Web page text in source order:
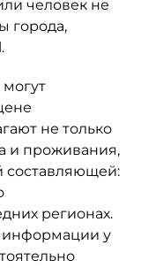
человек не
города,
не только
и проживания,
составляющей:
регионах.
информации у